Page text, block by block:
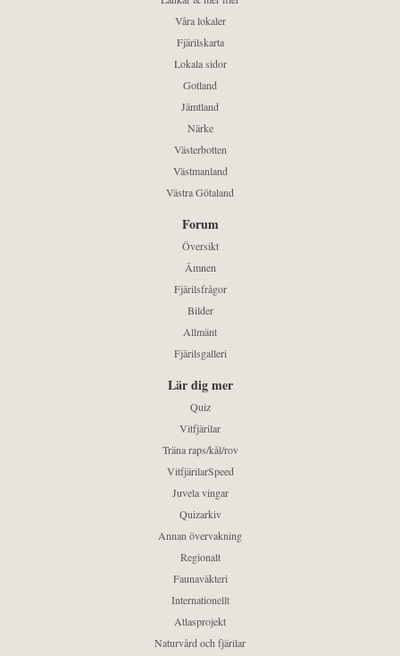
Våra lokaler
Fjärilskarta
Lokala sidor
Gotland
Jämtland
Närke
Västerbotten
Västmanland
Västra Götaland
Forum
Översikt
Ämnen
Fjärilsfrågor
Bilder
Allmänt
Fjärilsgalleri
Lär dig mer
Quiz
Vitfjärilar
Träna raps/kål/rov
VitfjärilarSpeed
Juvela vingar
Quizarkiv
Annan övervakning
Regionalt
Faunaväkteri
Internationellt
Atlasprojekt
Naturvård och fjärilar